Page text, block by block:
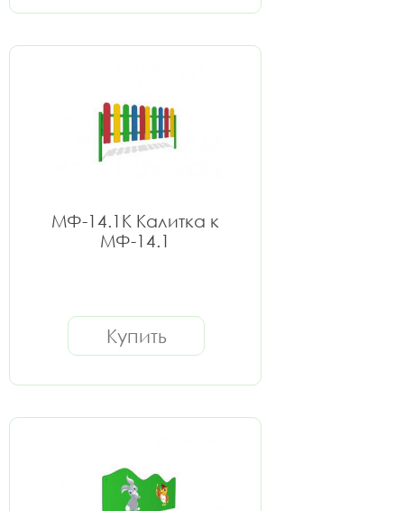
МФ-14.1К Калитка к
МФ-14.1
Купить